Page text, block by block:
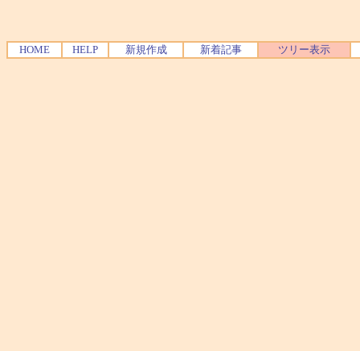
HOME HELP 新規作成 新着記事 ツリー表示